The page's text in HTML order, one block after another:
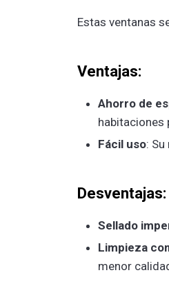
Estas ventanas
Ventajas:
Ahorro de
habitaciones
Fácil uso:
Desventajas:
Sellado
Limpieza
menor